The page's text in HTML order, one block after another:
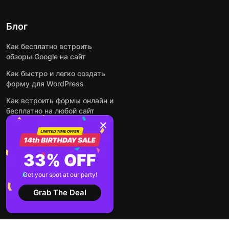
Блог
Как бесплатно встроить
обзоры Google на сайт
Как быстро и легко создать
форму для WordPress
Как встроить формы онлайн и
бесплатно на любой сайт
Как встроить ленту Instagram
на сайт
Как добавить чат-бота на
основе искусственного
интеллекта на свой сайт
Посмотреть все посты
33% OFF
Get your spot at our party!
Grab The Deal